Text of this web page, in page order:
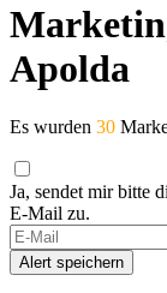
Apolda
Es wurden 30
Ja, sendet mir bitte
E-Mail zu.
Alert speichern